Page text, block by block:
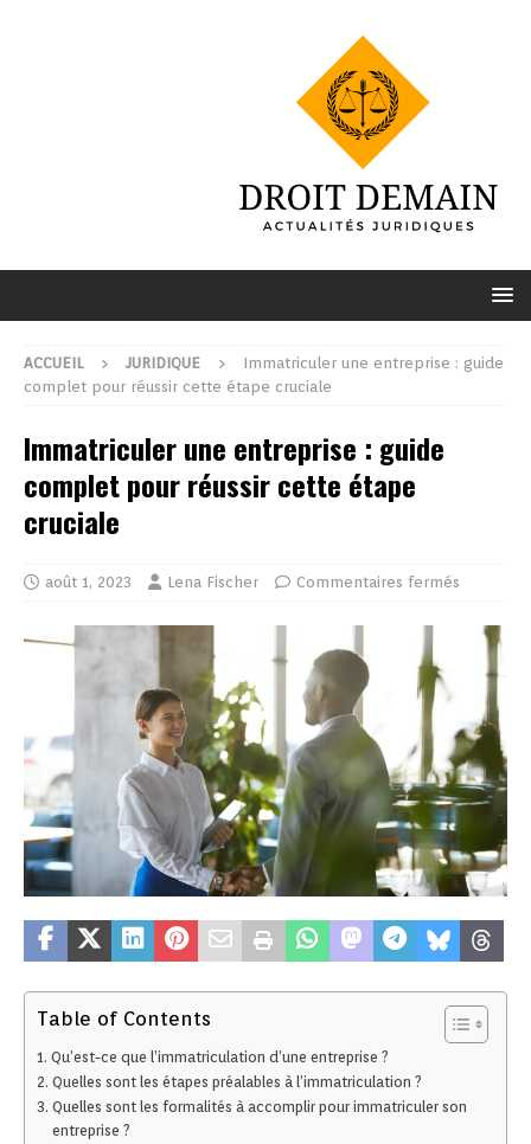
ACCUEIL JURIDIQUE
Immatriculer une entreprise : guide
complet pour réussir cette étape cruciale
Immatriculer une entreprise : guide
complet pour réussir cette étape
cruciale
août 1, 2023 Lena Fischer Commentaires fermés
Table of Contents
Qu’est-ce que l’immatriculation d’une entreprise ?
Quelles sont les étapes préalables à l’immatriculation ?
Quelles sont les formalités à accomplir pour immatriculer son
entreprise ?